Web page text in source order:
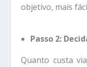
objetivo, mais
Passo 2:
Quanto custa